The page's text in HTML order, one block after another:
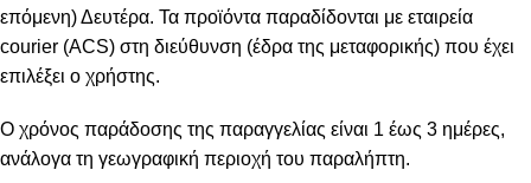
επόμενη) Δευτέρα. Τα προϊόντα παραδίδονται με εταιρεία
courier (ACS) στη διεύθυνση (έδρα της μεταφορικής) που έχει
επιλέξει ο χρήστης.
Ο χρόνος παράδοσης της παραγγελίας είναι 1 έως 3 ημέρες,
ανάλογα τη γεωγραφική περιοχή του παραλήπτη.